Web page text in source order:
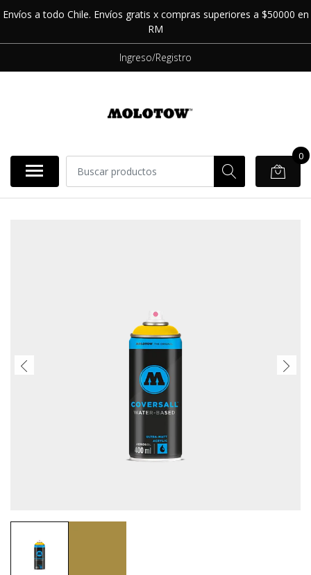
Envíos a todo Chile. Envíos gratis x compras superiores a $50000 en
RM
Ingreso/Registro
0